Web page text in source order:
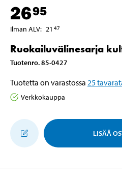
2695
Ilman ALV: 21 47
Ruokailuvälinesarja
Tuotenro.85-0427
Tuotetta on varastossa 25
Verkkokauppa
LISÄÄ